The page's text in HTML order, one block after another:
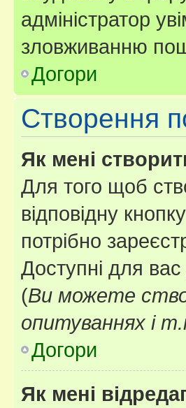
адміністратор
зловживанню
Догори
Створення
Як мені
Для того щоб
відповідну
потрібно
Доступні для
(Ви можете
опитуваннях і
Догори
Як мені